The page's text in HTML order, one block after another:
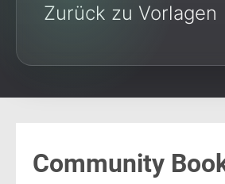
Zurück zu Vorlagen